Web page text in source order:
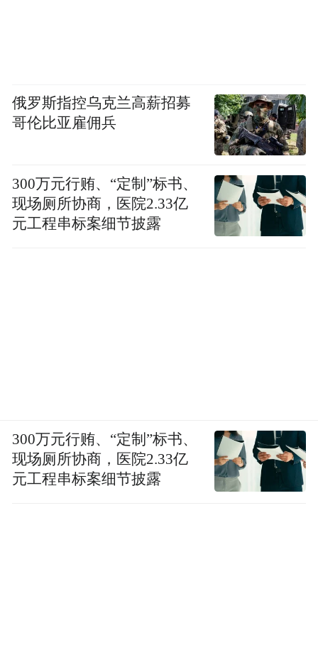
俄罗斯指控乌克兰高薪招募
哥伦比亚雇佣兵
300万元行贿、“定制”标书、
现场厕所协商，医院2.33亿
元工程串标案细节披露
300万元行贿、“定制”标书、
现场厕所协商，医院2.33亿
元工程串标案细节披露